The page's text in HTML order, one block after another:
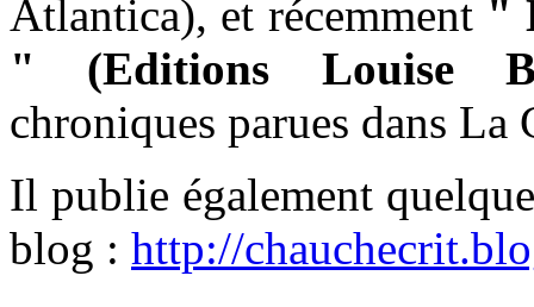
Atlantica), et récemment "
" (Editions Louise
chroniques parues dans La
Il publie également
blog : http://